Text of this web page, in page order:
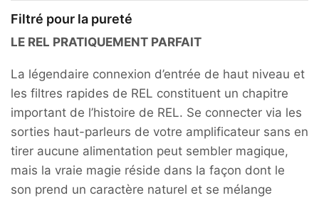
Filtré pour la pureté
LE REL PRATIQUEMENT PARFAIT
La légendaire connexion d’entrée de haut niveau et
les filtres rapides de REL constituent un chapitre
important de l’histoire de REL. Se connecter via les
sorties haut-parleurs de votre amplificateur sans en
tirer aucune alimentation peut sembler magique,
mais la vraie magie réside dans la façon dont le
son prend un caractère naturel et se mélange